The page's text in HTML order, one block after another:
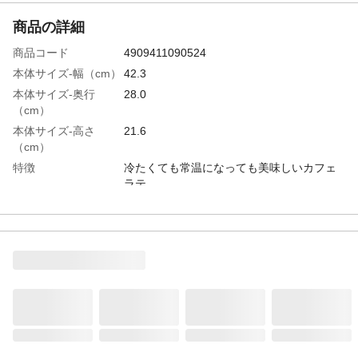
商品の詳細
商品コード
4909411090524
本体サイズ-幅（cm）
42.3
本体サイズ-奥行
（cm）
28.0
本体サイズ-高さ
（cm）
21.6
特徴
冷たくても常温になっても美味しいカフェ
ラテ